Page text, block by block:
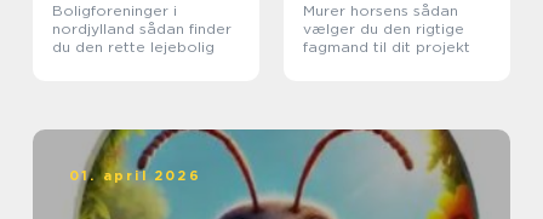
Boligforeninger i
nordjylland sådan finder
du den rette lejebolig
Murer horsens sådan
vælger du den rigtige
fagmand til dit projekt
01. april 2026